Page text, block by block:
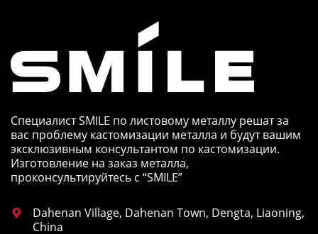
Специалист SMILE по листовому металлу решат за
вас проблему кастомизации металла и будут вашим
эксклюзивным консультантом по кастомизации.
Изготовление на заказ металла,
проконсультируйтесь с “SMILE”

Dahenan Village, Dahenan Town, Dengta, Liaoning,
China